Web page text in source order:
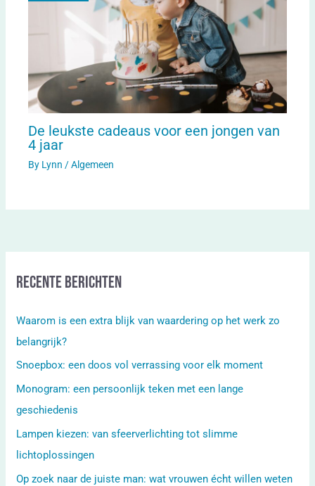
De leukste cadeaus voor een jongen van
4 jaar
By Lynn/Algemeen
Recente berichten
Waarom is een extra blijk van waardering op het werk zo
belangrijk?
Snoepbox: een doos vol verrassing voor elk moment
Monogram: een persoonlijk teken met een lange
geschiedenis
Lampen kiezen: van sfeerverlichting tot slimme
lichtoplossingen
Op zoek naar de juiste man: wat vrouwen écht willen weten